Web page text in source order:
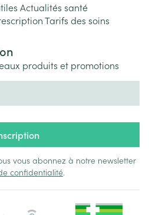
Actualités santé
Tarifs des soins
produits et promotions
vous abonnez à notre newsletter
confidentialité.